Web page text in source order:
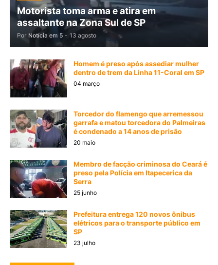
Motorista toma arma e atira em
assaltante na Zona Sul de SP
Por Notícia em 5 - 13 agosto
Homem é preso após assediar mulher
dentro de trem da Linha 11-Coral em SP
04 março
Torcedor do flamengo que arremessou
garrafa e matou torcedora do Palmeiras
é condenado a 14 anos de prisão
20 maio
Membro de facção criminosa do Ceará é
preso pela Polícia em Itapecerica da
Serra
25 junho
Prefeitura entrega 120 novos ônibus
elétricos para o transporte público em
SP
23 julho